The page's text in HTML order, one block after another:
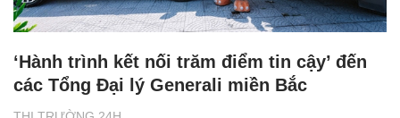
‘Hành trình kết nối trăm điểm tin cậy’ đến
các Tổng Đại lý Generali miền Bắc